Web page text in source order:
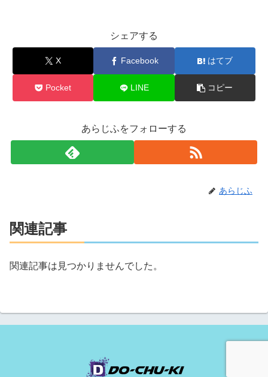
シェアする
X Facebook はてブ
Pocket LINE コピー
あらじふをフォローする
あらじふ
関連記事
関連記事は見つかりませんでした。